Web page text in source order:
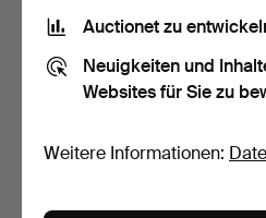
BRIEFMARKENSAMMLUN
G.
4 Gebote
Auctionet zu
Neuigkeiten und
Websites für Sie zu
Weitere Informationen: